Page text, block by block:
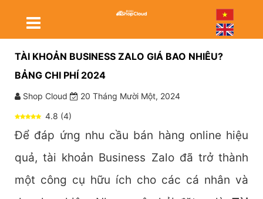
TÀI KHOẢN BUSINESS ZALO GIÁ BAO NHIÊU?
BẢNG CHI PHÍ 2024
Shop Cloud
20 Tháng Mười Một, 2024
4.8 (4)
Để đáp ứng nhu cầu bán hàng online hiệu
quả, tài khoản Business Zalo đã trở thành
một công cụ hữu ích cho các cá nhân và